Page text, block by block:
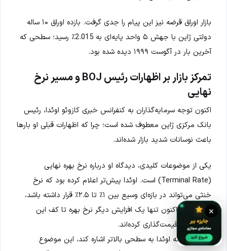
بازار اوراق قرضه نیز این پیام را جدی گرفت. بازده اوراق ۱۰ ساله
دولتی ژاپن با جهش ۵ واحد پایه‌ای به 2.015٪ رسید؛ سطحی که
آخرین بار در آگوست ۱۹۹۹ دیده شده بود.
تمرکز بازار بر اظهارات رئیس BOJ و مسیر نرخ
نهایی
اکنون توجه سرمایه‌گذاران به کنفرانس خبری کازوئو اوئدا، رئیس
بانک مرکزی ژاپن معطوف شده است؛ چرا که اظهارات قبلی او بارها
باعث نوسانات شدید بازار شده‌اند.
یکی از موضوعات کلیدی، دیدگاه او درباره نرخ بهره نهایی
(Terminal Rate) است. اوئدا پیش‌تر اعلام کرده بود که نرخ
خنثی می‌تواند در بازه‌ای وسیع بین ۱٪ تا ۲.۵٪ قرار داشته باشد،
اما بازارها تاکنون تنها یک افزایش دیگر نرخ بهره تا کف این
محدوده را قیمت‌گذاری کرده‌اند.
در صورتی که اوئدا به سطحی بالاتر اشاره کند، این موضوع
×